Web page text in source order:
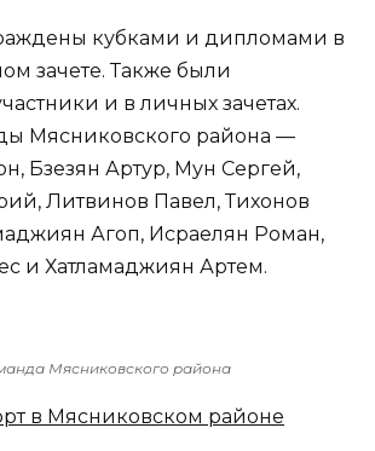
кубками и дипломами в
зачете. Также были
и в личных зачетах.
Мясниковского района —
Бзезян Артур, Мун Сергей,
Литвинов Павел, Тихонов
Агоп, Исраелян Роман,
и Хатламаджиян Артем.
Мясниковского района
в Мясниковском районе